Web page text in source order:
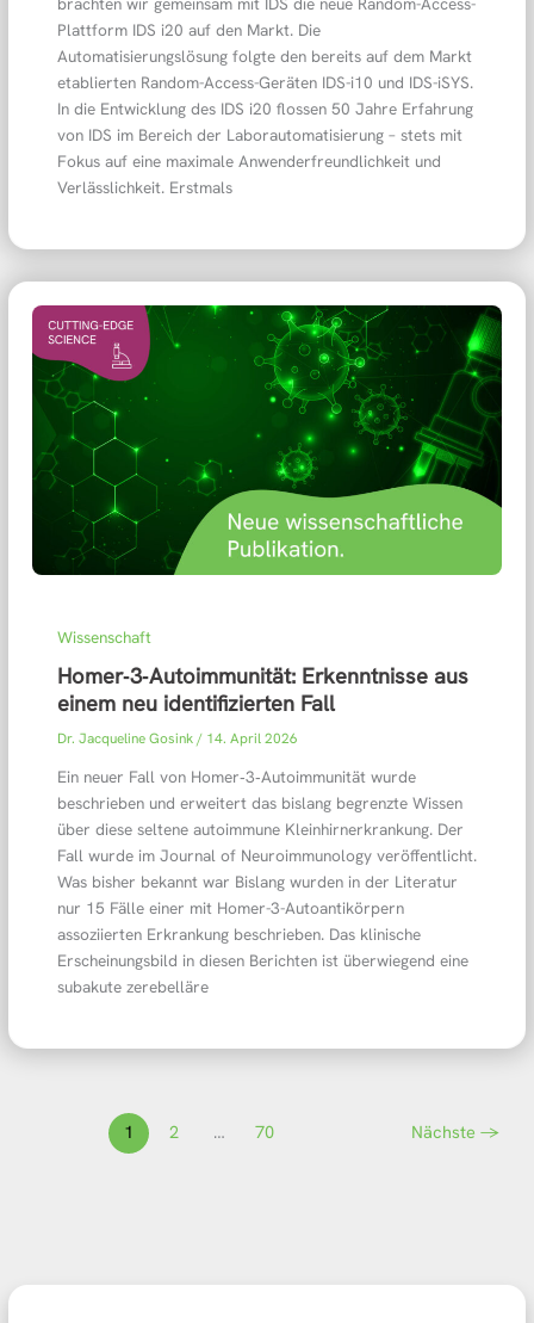
Plattform IDS i20 auf den Markt. Die
Automatisierungslösung folgte den bereits auf dem Markt
etablierten Random-Access-Geräten IDS-i10 und IDS-iSYS.
In die Entwicklung des IDS i20 flossen 50 Jahre Erfahrung
von IDS im Bereich der Laborautomatisierung – stets mit
Fokus auf eine maximale Anwenderfreundlichkeit und
Verlässlichkeit. Erstmals
Wissenschaft
Homer‑3‑Autoimmunität: Erkenntnisse aus
einem neu identifizierten Fall
Dr. Jacqueline Gosink/ 14. April 2026
Ein neuer Fall von Homer‑3‑Autoimmunität wurde
beschrieben und erweitert das bislang begrenzte Wissen
über diese seltene autoimmune Kleinhirnerkrankung. Der
Fall wurde im Journal of Neuroimmunology veröffentlicht.
Was bisher bekannt war Bislang wurden in der Literatur
nur 15 Fälle einer mit Homer-3-Autoantikörpern
assoziierten Erkrankung beschrieben. Das klinische
Erscheinungsbild in diesen Berichten ist überwiegend eine
subakute zerebelläre
1 2 … 70 Nächste →